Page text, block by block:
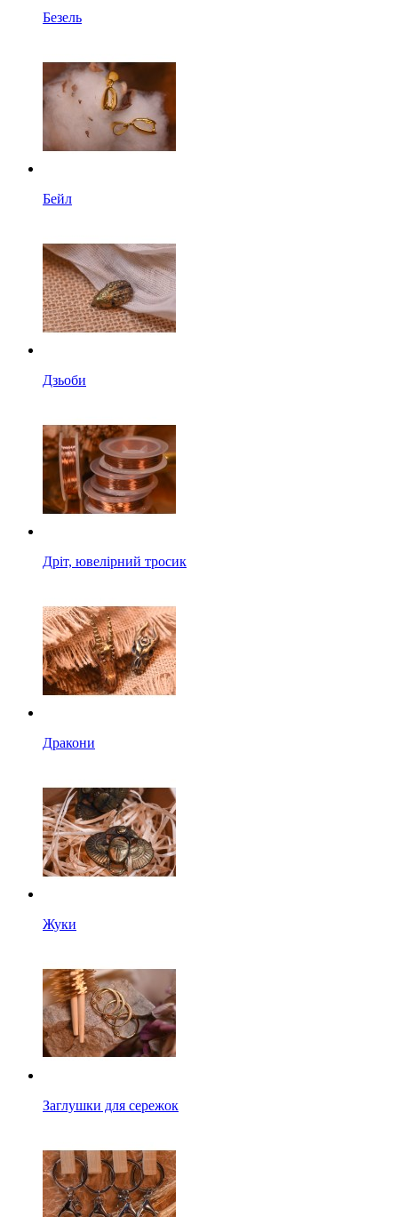
Безель
Бейл
Дзьоби
Дріт, ювелірний тросик
Дракони
Жуки
Заглушки для сережок